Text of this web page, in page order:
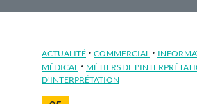
ACTUALITÉ · COMMERCIAL ·
MÉDICAL · MÉTIERS DE
D'INTERPRÉTATION